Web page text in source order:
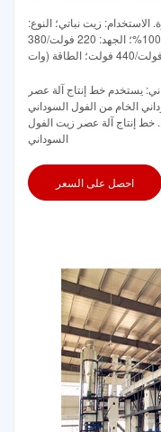
زيت نباتي؛ النوع:
آلة استخلاص زيت الطهي؛ القدرة الإنتاجية: 98%-100%؛ الجهد: 220 فولت/380
يستخدم خط إنتاج آلة عصر
الخام من الفول السوداني
إنتاج آلة عصر زيت الفول
السوداني
احصل على السعر